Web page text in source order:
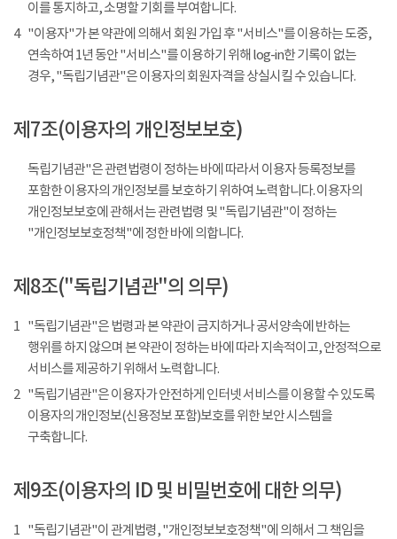
이를 통지하고, 소명할 기회를 부여합니다.
4
"이용자"가 본 약관에 의해서 회원 가입 후 "서비스"를 이용하는 도중,
연속하여 1년 동안 "서비스"를 이용하기 위해 log-in한 기록이 없는
경우, "독립기념관"은 이용자의 회원자격을 상실시킬 수 있습니다.
제7조(이용자의 개인정보보호)
독립기념관"은 관련법령이 정하는 바에 따라서 이용자 등록정보를
포함한 이용자의 개인정보를 보호하기 위하여 노력합니다. 이용자의
개인정보보호에 관해서는 관련법령 및 "독립기념관"이 정하는
"개인정보보호정책"에 정한 바에 의합니다.
제8조("독립기념관"의 의무)
1 "독립기념관"은 법령과 본 약관이 금지하거나 공서양속에 반하는
행위를 하지 않으며 본 약관이 정하는 바에 따라 지속적이고, 안정적으로
서비스를 제공하기 위해서 노력합니다.
2 "독립기념관"은 이용자가 안전하게 인터넷 서비스를 이용할 수 있도록
이용자의 개인정보(신용정보 포함)보호를 위한 보안 시스템을
구축합니다.
제9조(이용자의 ID 및 비밀번호에 대한 의무)
1 "독립기념관"이 관계법령, "개인정보보호정책"에 의해서 그 책임을